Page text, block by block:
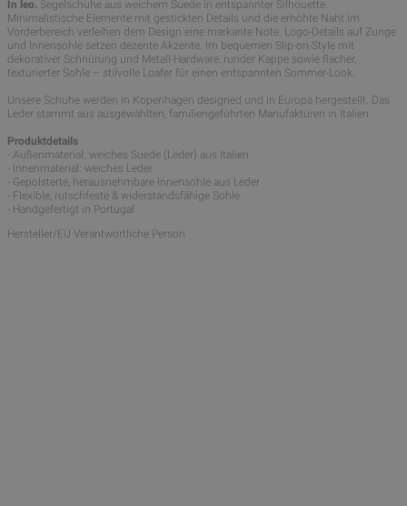
In leo. Segelschuhe aus weichem Suede in entspannter Silhouette.
Minimalistische Elemente mit gestickten Details und die erhöhte Naht im
Vorderbereich verleihen dem Design eine markante Note. Logo-Details auf Zunge
und Innensohle setzen dezente Akzente. Im bequemen Slip-on-Style mit
dekorativer Schnürung und Metall-Hardware, runder Kappe sowie flacher,
texturierter Sohle – stilvolle Loafer für einen entspannten Sommer-Look.
Unsere Schuhe werden in Kopenhagen designed und in Europa hergestellt. Das
Leder stammt aus ausgewählten, familiengeführten Manufakturen in Italien.
Produktdetails
- Außenmaterial: weiches Suede (Leder) aus Italien
- Innenmaterial: weiches Leder
- Gepolsterte, herausnehmbare Innensohle aus Leder
- Flexible, rutschfeste & widerstandsfähige Sohle
- Handgefertigt in Portugal
Hersteller/EU Verantwortliche Person